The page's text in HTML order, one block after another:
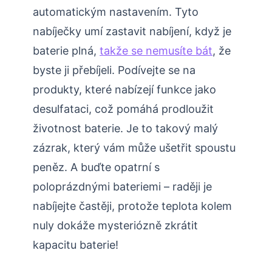
automatickým nastavením. Tyto
nabíječky umí zastavit nabíjení, když je
baterie plná, takže se nemusíte bát, že
byste ji přebíjeli. Podívejte se na
produkty, které nabízejí funkce jako
desulfataci, což pomáhá prodloužit
životnost baterie. Je to takový malý
zázrak, který vám může ušetřit spoustu
peněz. A buďte opatrní s
poloprázdnými bateriemi – raději je
nabíjejte častěji, protože teplota kolem
nuly dokáže mysteriózně zkrátit
kapacitu baterie!